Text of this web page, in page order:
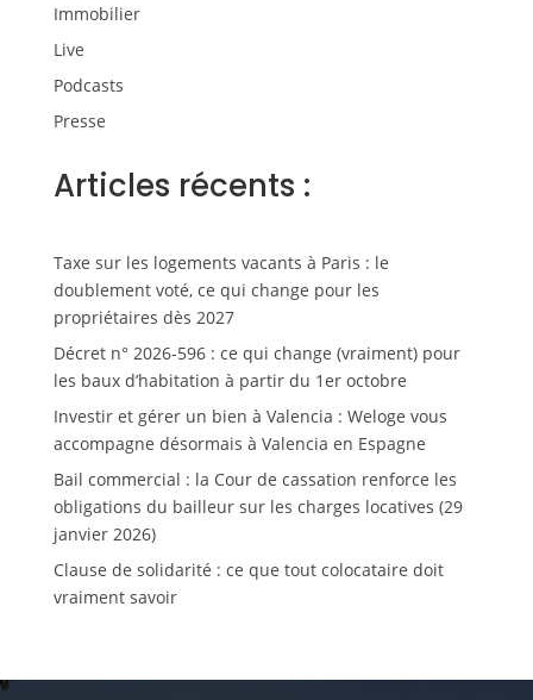
Immobilier
Live
Podcasts
Presse
Articles récents :
Taxe sur les logements vacants à Paris : le
doublement voté, ce qui change pour les
propriétaires dès 2027
Décret n° 2026-596 : ce qui change (vraiment) pour
les baux d’habitation à partir du 1er octobre
Investir et gérer un bien à Valencia : Weloge vous
accompagne désormais à Valencia en Espagne
Bail commercial : la Cour de cassation renforce les
obligations du bailleur sur les charges locatives (29
janvier 2026)
Clause de solidarité : ce que tout colocataire doit
vraiment savoir